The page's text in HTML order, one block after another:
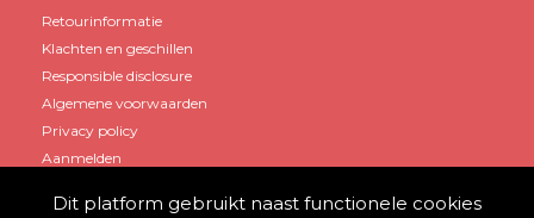
Retourinformatie
Klachten en geschillen
Responsible disclosure
Algemene voorwaarden
Privacy policy
Aanmelden
Dit platform gebruikt naast functionele cookies